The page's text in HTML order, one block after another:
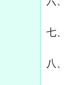
七、
八、